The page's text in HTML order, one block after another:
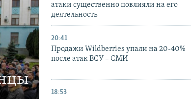
атаки существенно повлияли на его
деятельность
20:41
Продажи Wildberries упали на 20-40%
после атак ВСУ – СМИ
18:53